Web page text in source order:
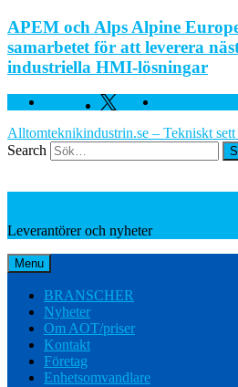
APEM och Alps Alpine
samarbetet för att leverera
industriella HMI-lösningar
Facebook Twitter
Alltomteknikindustrin.se – Tekniskt sett
Search
Leverantörer och nyheter
Menu
BRANSCHER
Nyheter
Om AOT/priser
Kontakt
Företag
Enhetsomvandlare